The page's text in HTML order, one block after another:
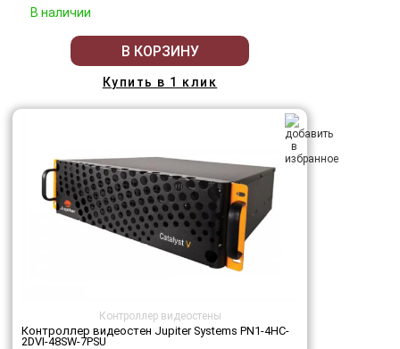
В наличии
В КОРЗИНУ
Купить в 1 клик
Контроллер видеостены
Контроллер видеостен Jupiter Systems PN1-4HC-
2DVI-48SW-7PSU